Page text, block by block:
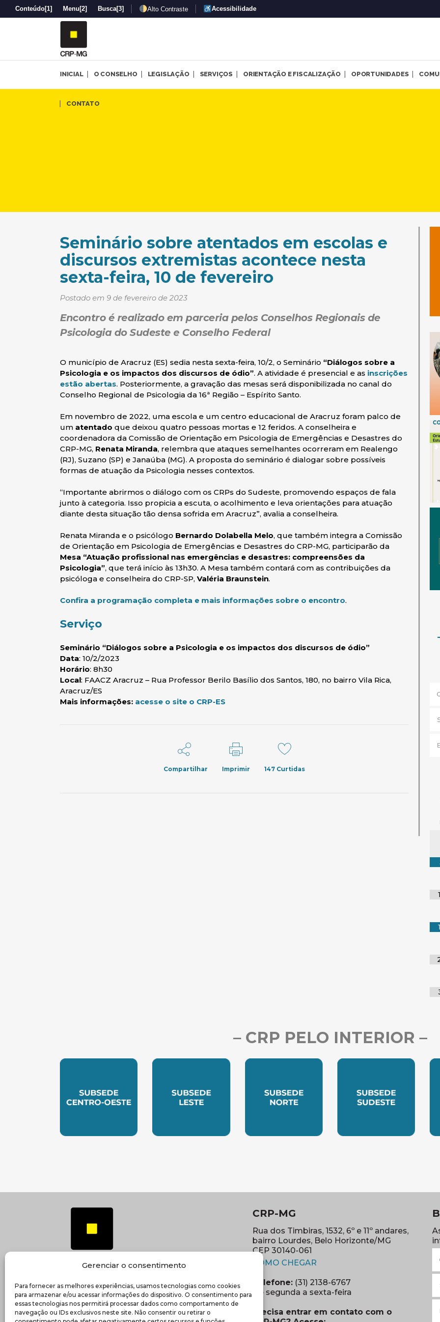
Conteúdo[1] Menu [2] Busca[3] Alto Contraste Acessibilidade
Gerenciar o consentimento
Para fornecer as melhores experiências, usamos tecnologias como cookies
para armazenar e/ou acessar informações do dispositivo. O consentimento para
essas tecnologias nos permitirá processar dados como comportamento de
navegação ou IDs exclusivos neste site. Não consentir ou retirar o
INICIAL O CONSELHO LEGISLAÇÃO SERVIÇOS ORIENTAÇÃO E FISCALIZAÇÃO OPORTUNIDADES
CONTATO
Seminário sobre atentados em escolas e discursos
Seminário sobre atentados em escolas e
discursos extremistas acontece nesta
sexta-feira, 10 de fevereiro
Postado em 9 de fevereiro de 2023
Encontro é realizado em parceria pelos Conselhos Regionais de
Psicologia do Sudeste e Conselho Federal
O município de Aracruz (ES) sedia nesta sexta-feira, 10/2, o Seminário “Diálogos sobre a
Psicologia e os impactos dos discursos de ódio”. A atividade é presencial e as inscrições
estão abertas(abre em nova janela)
. Posteriormente, a gravação das mesas será disponibilizada no canal do
Conselho Regional de Psicologia da 16ª Região – Espírito Santo.
Em novembro de 2022, uma escola e um centro educacional de Aracruz foram palco de
um atentado que deixou quatro pessoas mortas e 12 feridos. A conselheira e
coordenadora da Comissão de Orientação em Psicologia de Emergências e Desastres do
CRP-MG, Renata Miranda, relembra que ataques semelhantes ocorreram em Realengo
(RJ), Suzano (SP) e Janaúba (MG). A proposta do seminário é dialogar sobre possíveis
formas de atuação da Psicologia nesses contextos.
“Importante abrirmos o diálogo com os CRPs do Sudeste, promovendo espaços de fala
junto à categoria. Isso propicia a escuta, o acolhimento e leva orientações para atuação
diante desta situação tão densa sofrida em Aracruz”, avalia a conselheira.
Renata Miranda e o psicólogo Bernardo Dolabella Melo, que também integra a Comissão
de Orientação em Psicologia de Emergências e Desastres do CRP-MG, participarão da
Mesa “Atuação profissional nas emergências e desastres: compreensões da
Psicologia”, que terá início às 13h30. A Mesa também contará com as contribuições da
psicóloga e conselheira do CRP-SP, Valéria Braunstein.
Confira a programação completa e mais informações sobre o encontro(abre em nova janela)
.
Serviço
Seminário “Diálogos sobre a Psicologia e os impactos dos discursos de ódio”
Data: 10/2/2023
Horário: 8h30
Local: FAACZ Aracruz – Rua Professor Berilo Basílio dos Santos, 180, no bairro Vila Rica,
Aracruz/ES
Mais informações: acesse o site o CRP-ES(abre em nova janela)
Compartilhar Imprimir 147 Curtidas
– CRP PELO INTERIOR –
Transparência e prestação de contas(abre em nova janela)
CRP-MG
Rua dos Timbiras, 1532, 6º e 11º andares,
bairro Lourdes, Belo Horizonte/MG
CEP 30140-061
COMO CHEGAR(abre em nova janela)
Telefone:(31) 2138-6767
De segunda a sexta-feira
Precisa entrar em contato com o